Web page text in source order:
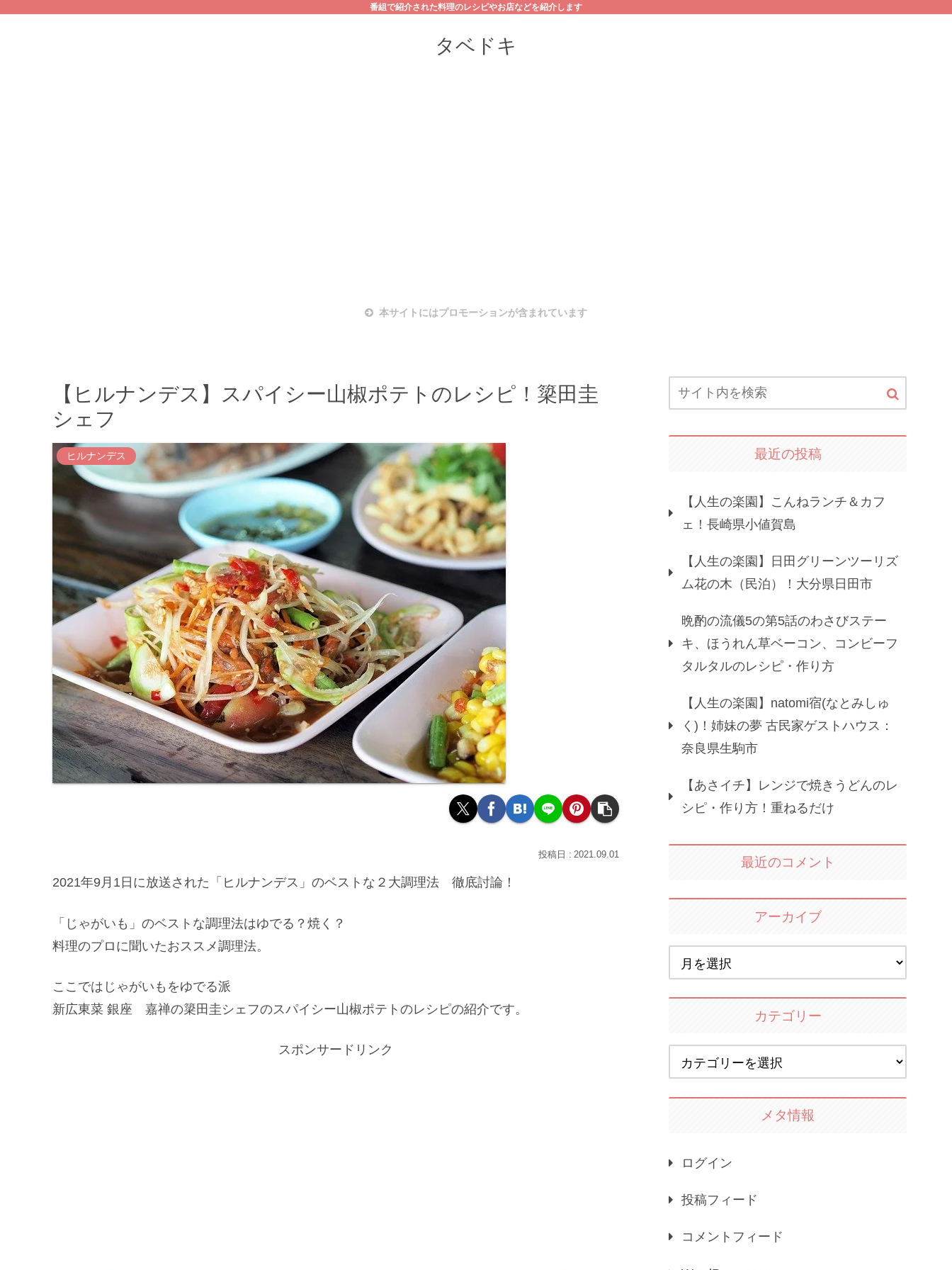
番組で紹介された料理のレシピやお店などを紹介します
タベドキ
本サイトにはプロモーションが含まれています
【ヒルナンデス】スパイシー山椒ポテトのレシピ！簗田圭
シェフ
ヒルナンデス
2021.09.01
2021年9月1日に放送された「ヒルナンデス」のベストな２大調理法 徹底討論！
「じゃがいも」のベストな調理法はゆでる？焼く？
料理のプロに聞いたおススメ調理法。
ここではじゃがいもをゆでる派
新広東菜 銀座 嘉禅の簗田圭シェフのスパイシー山椒ポテトのレシピの紹介です。
スポンサードリンク
最近の投稿
【人生の楽園】こんねランチ＆カフ
ェ！長崎県小値賀島
【人生の楽園】日田グリーンツーリズ
ム花の木（民泊）！大分県日田市
晩酌の流儀5の第5話のわさびステー
キ、ほうれん草ベーコン、コンビーフ
タルタルのレシピ・作り方
【人生の楽園】natomi宿(なとみしゅ
く)！姉妹の夢 古民家ゲストハウス：
奈良県生駒市
【あさイチ】レンジで焼きうどんのレ
シピ・作り方！重ねるだけ
最近のコメント
アーカイブ
カテゴリー
メタ情報
ログイン
投稿フィード
コメントフィード